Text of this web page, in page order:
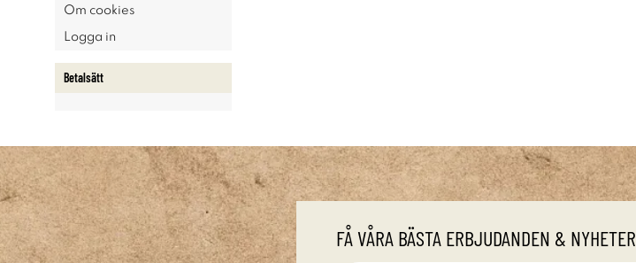
Om cookies
Logga in
Betalsätt
FÅ VÅRA BÄSTA ERBJUDANDEN & NYHETER